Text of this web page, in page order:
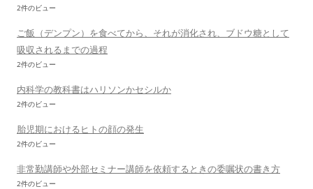
2件のビュー
ご飯（デンプン）を食べてから、それが消化され、ブドウ糖として
吸収されるまでの過程
2件のビュー
内科学の教科書はハリソンかセシルか
2件のビュー
胎児期におけるヒトの顔の発生
2件のビュー
非常勤講師や外部セミナー講師を依頼するときの委嘱状の書き方
2件のビュー